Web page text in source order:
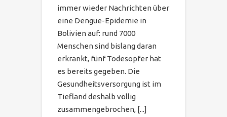
immer wieder Nachrichten über
eine Dengue-Epidemie in
Bolivien auf: rund 7000
Menschen sind bislang daran
erkrankt, fünf Todesopfer hat
es bereits gegeben. Die
Gesundheitsversorgung ist im
Tiefland deshalb völlig
zusammengebrochen, [...]